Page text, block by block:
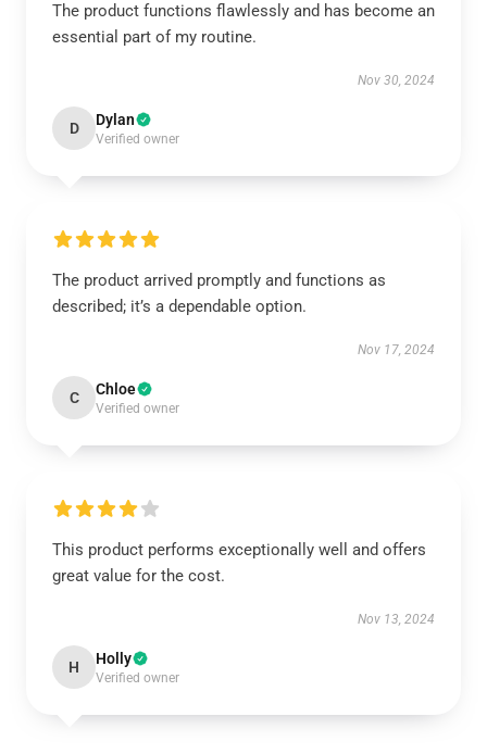
The product functions flawlessly and has become an
essential part of my routine.
Nov 30, 2024
D Dylan
Verified owner
The product arrived promptly and functions as
described; it’s a dependable option.
Nov 17, 2024
C Chloe
Verified owner
This product performs exceptionally well and offers
great value for the cost.
Nov 13, 2024
H Holly
Verified owner